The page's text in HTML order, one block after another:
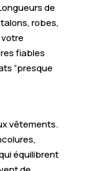
de
robes,
fiables
“presque
vêtements.
équilibrent